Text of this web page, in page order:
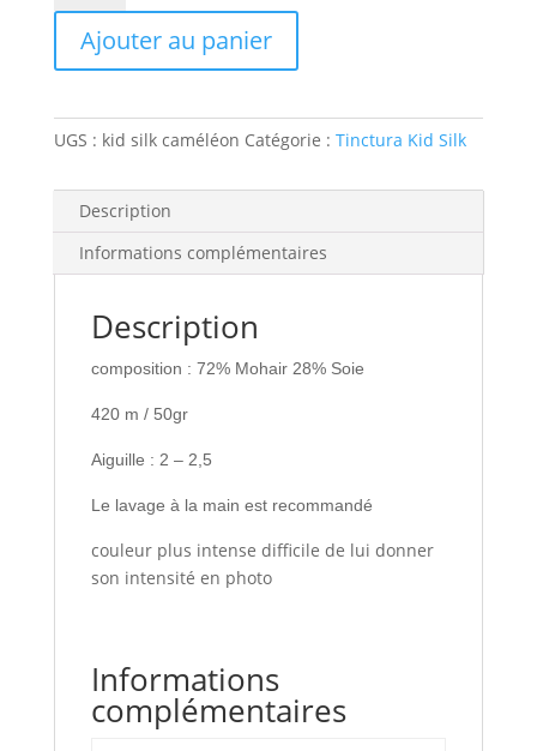
Coloris
Caméléon
Ajouter au panier
UGS : kid silk caméléon Catégorie : Tinctura Kid Silk
Description
Informations complémentaires
Description
composition : 72% Mohair 28% Soie
420 m / 50gr
Aiguille : 2 – 2,5
Le lavage à la main est recommandé
couleur plus intense difficile de lui donner
son intensité en photo
Informations
complémentaires